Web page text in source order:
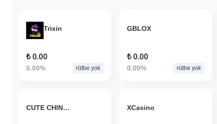
Trixin
₺ 0.00
0.00% rütbe yok
GBLOX
₺ 0.00
0.00% rütbe yok
CUTE CHINESE PEEPEE XCasino